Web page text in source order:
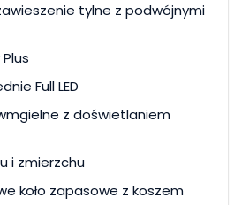
tylne z podwójnymi
Full LED
z doświetlaniem
i zmierzchu
koło zapasowe z koszem